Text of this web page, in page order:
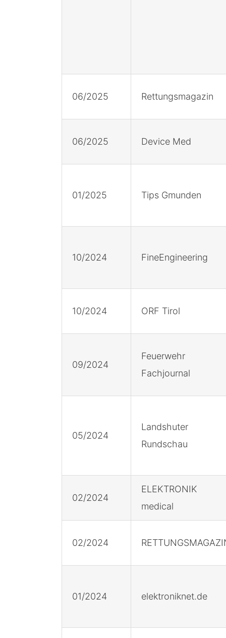
06/2025 Rettungsmagazin
06/2025 Device Med
01/2025 Tips Gmunden
10/2024 FineEngineering
10/2024 ORF Tirol
09/2024
Feuerwehr
Fachjournal
05/2024
Landshuter
Rundschau
02/2024
ELEKTRONIK
medical
02/2024
01/2024 elektroniknet.de